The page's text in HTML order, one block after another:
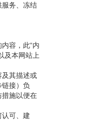
服务、冻结
容，此“内
及本网站上
其描述或
接）负
措施以便在
可、建